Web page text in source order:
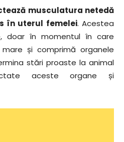
musculatura netedă
în uterul femelei. Acestea
doar în momentul în care
și comprimă organele
stări proaste la animal
aceste organe și